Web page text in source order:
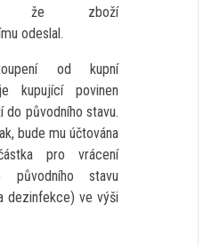
že zboží
odeslal.
od kupní
kupující povinen
do původního stavu.
bude mu účtována
pro vrácení
stavu
dezinfekce) ve výši